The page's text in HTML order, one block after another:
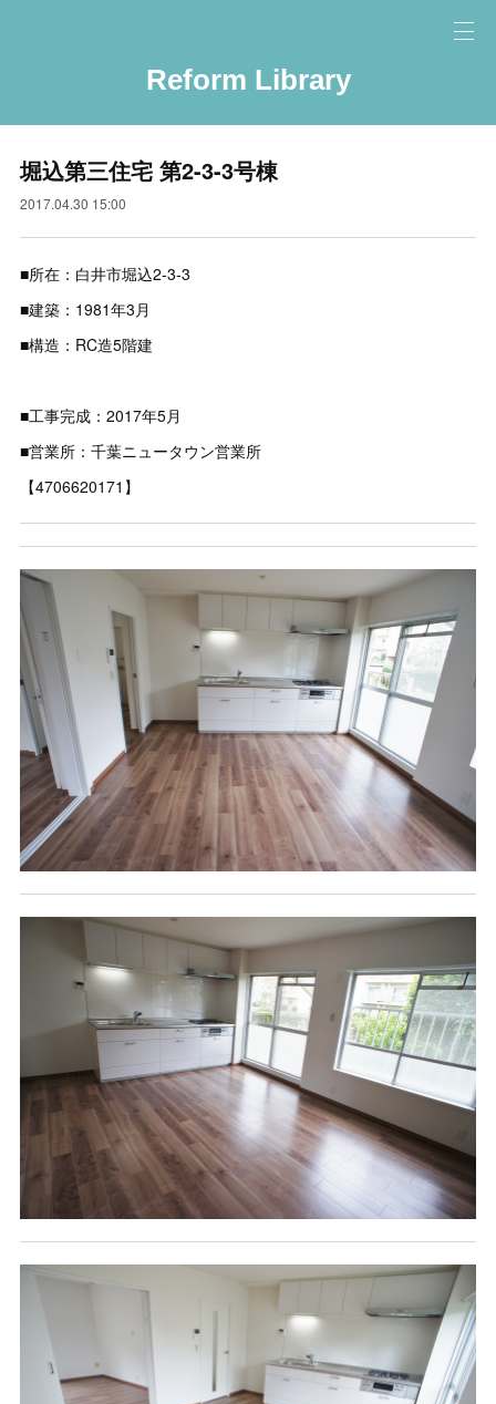
Reform Library
堀込第三住宅 第2-3-3号棟
2017.04.30 15:00
■所在：白井市堀込2-3-3
■建築：1981年3月
■構造：RC造5階建
■工事完成：2017年5月
■営業所：千葉ニュータウン営業所
【4706620171】